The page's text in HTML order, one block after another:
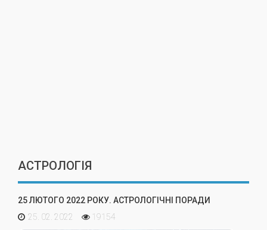
АСТРОЛОГІЯ
25 ЛЮТОГО 2022 РОКУ. АСТРОЛОГІЧНІ ПОРАДИ
25. 02. 2022
19154